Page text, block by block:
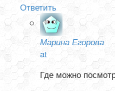
Ответить
Марина Егорова
at
Где можно